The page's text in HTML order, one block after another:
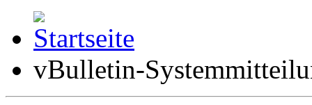
vBulletin-